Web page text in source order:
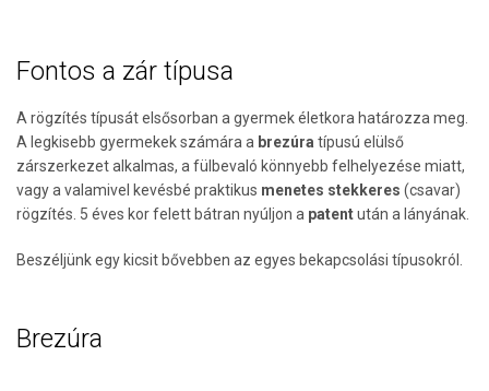
Fontos a zár típusa
A rögzítés típusát elsősorban a gyermek életkora határozza meg.
A legkisebb gyermekek számára a brezúra típusú elülső
zárszerkezet alkalmas, a fülbevaló könnyebb felhelyezése miatt,
vagy a valamivel kevésbé praktikus menetes stekkeres (csavar)
rögzítés. 5 éves kor felett bátran nyúljon a patentután a lányának.
Beszéljünk egy kicsit bővebben az egyes bekapcsolási típusokról.
Brezúra